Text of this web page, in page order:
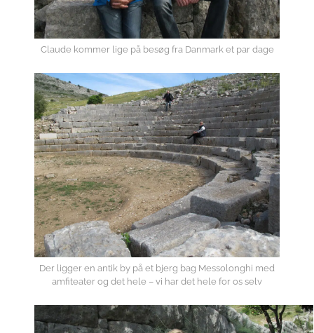
Claude kommer lige på besøg fra Danmark et par dage
Der ligger en antik by på et bjerg bag Messolonghi med
amfiteater og det hele – vi har det hele for os selv